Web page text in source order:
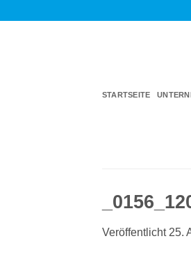
STARTSEITE
Veröffentlicht 25.